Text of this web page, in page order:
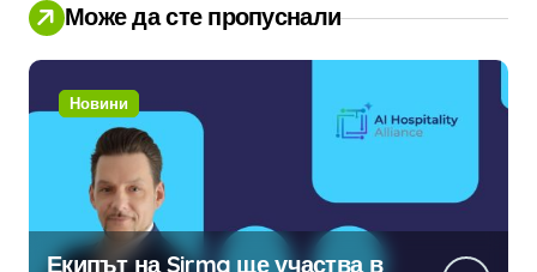
Може да сте пропуснали
Новини
Екипът на Sirma ще участва в